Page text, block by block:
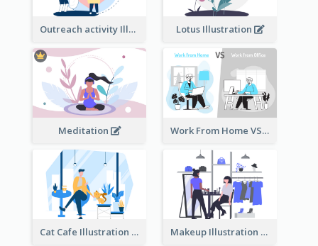
Outreach activity Illustration Lotus Illustration
Meditation Work From Home VS Work From Office
Cat Cafe Illustration Makeup Illustration